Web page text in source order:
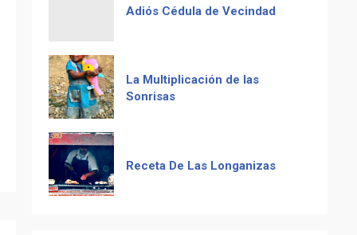
Adiós Cédula de Vecindad
La Multiplicación de las
Sonrisas
Receta De Las Longanizas